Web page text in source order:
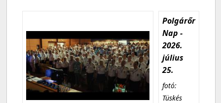
Polgárőr
Nap -
2026.
július
25.
fotó:
Tüskés